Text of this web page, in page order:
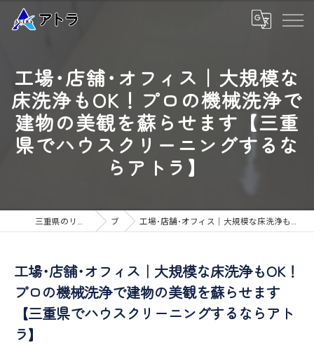
工場･店舗･オフィス｜大規模な
床洗浄もOK！プロの機械洗浄で
建物の美観を蘇らせます【三重
県でハウスクリーニングするな
らアトラ】
三重県のリフォームなら高品質な工事のアトラ ブログ 工場･店舗･オフィス｜大規模な床洗浄もOK！プロの機械洗浄で建物の美観を蘇らせます【三重県でハウスクリーニングするならアトラ】
工場･店舗･オフィス｜大規模な床洗浄もOK！
プロの機械洗浄で建物の美観を蘇らせます
【三重県でハウスクリーニングするならアト
ラ】